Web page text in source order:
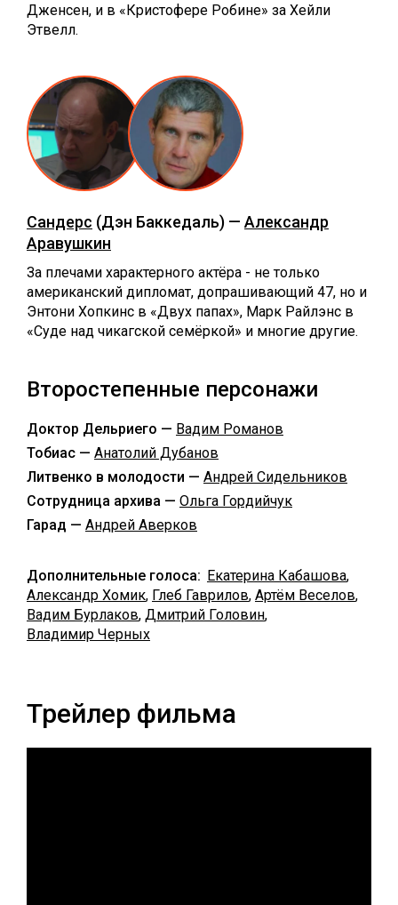
Дженсен, и в «Кристофере Робине» за Хейли
Этвелл.
Сандерс (Дэн Баккедаль) — Александр
Аравушкин
За плечами характерного актёра - не только
американский дипломат, допрашивающий 47, но и
Энтони Хопкинс в «Двух папах», Марк Райлэнс в
«Суде над чикагской семёркой» и многие другие.
Второстепенные персонажи
Доктор Дельриего — Вадим Романов
Тобиас — Анатолий Дубанов
Литвенко в молодости — Андрей Сидельников
Сотрудница архива — Ольга Гордийчук
Гарад — Андрей Аверков
Дополнительные голоса: Екатерина Кабашова,
Александр Хомик, Глеб Гаврилов, Артём Веселов,
Вадим Бурлаков, Дмитрий Головин,
Владимир Черных
Трейлер фильма